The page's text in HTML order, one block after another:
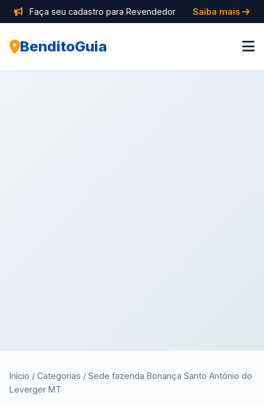
Faça seu cadastro para Revendedor Saiba mais
BenditoGuia
Início / Categorias / Sede fazenda Bonança Santo Antônio do
Leverger MT